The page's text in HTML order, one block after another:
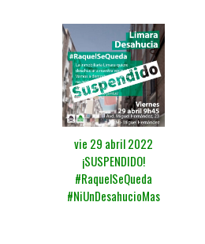
vie 29 abril 2022
¡SUSPENDIDO!
#RaquelSeQueda
#NiUnDesahucioMas